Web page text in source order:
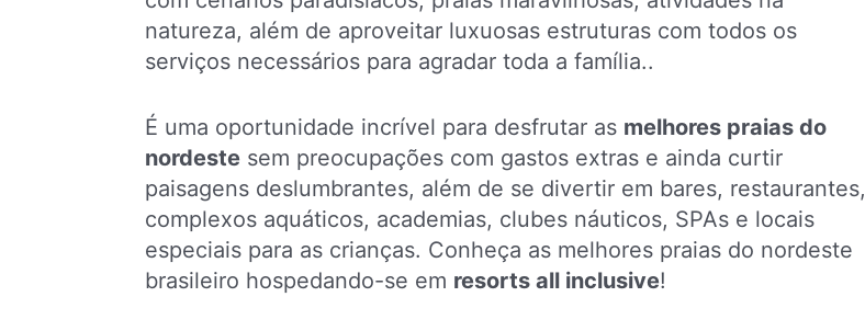
natureza, além de aproveitar luxuosas estruturas com todos os
serviços necessários para agradar toda a família..
É uma oportunidade incrível para desfrutar as melhores praias do
nordeste sem preocupações com gastos extras e ainda curtir
paisagens deslumbrantes, além de se divertir em bares, restaurantes,
complexos aquáticos, academias, clubes náuticos, SPAs e locais
especiais para as crianças. Conheça as melhores praias do nordeste
brasileiro hospedando-se em resorts all inclusive!